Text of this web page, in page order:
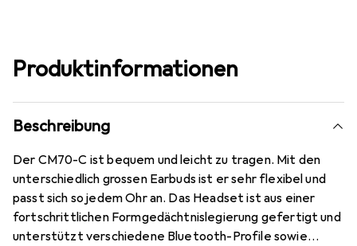
Produktinformationen
Beschreibung
Der CM70-C ist bequem und leicht zu tragen. Mit den
unterschiedlich grossen Earbuds ist er sehr flexibel und
passt sich so jedem Ohr an. Das Headset ist aus einer
fortschrittlichen Formgedächtnislegierung gefertigt und
unterstützt verschiedene Bluetooth-Profile sowie